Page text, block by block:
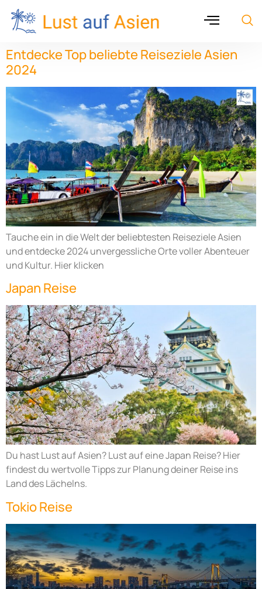
Entdecke Top beliebte Reiseziele Asien
2024
Tauche ein in die Welt der beliebtesten Reiseziele Asien
und entdecke 2024 unvergessliche Orte voller Abenteuer
und Kultur. Hier klicken
Japan Reise
Du hast Lust auf Asien? Lust auf eine Japan Reise? Hier
findest du wertvolle Tipps zur Planung deiner Reise ins
Land des Lächelns.
Tokio Reise